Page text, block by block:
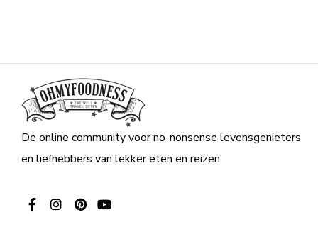
De online community voor no-nonsense levensgenieters
en liefhebbers van lekker eten en reizen